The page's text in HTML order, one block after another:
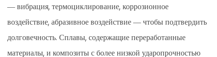
— вибрация, термоциклирование, коррозионное
воздействие, абразивное воздействие — чтобы подтвердить
долговечность. Сплавы, содержащие переработанные
материалы, и композиты с более низкой ударопрочностью